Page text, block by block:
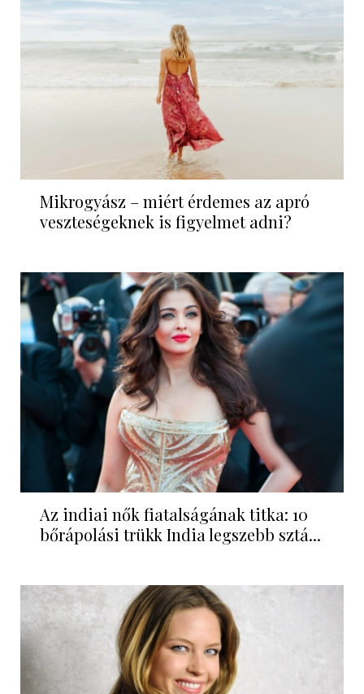
Mikrogyász – miért érdemes az apró
veszteségeknek is figyelmet adni?
Az indiai nők fiatalságának titka: 10
bőrápolási trükk India legszebb sztá...